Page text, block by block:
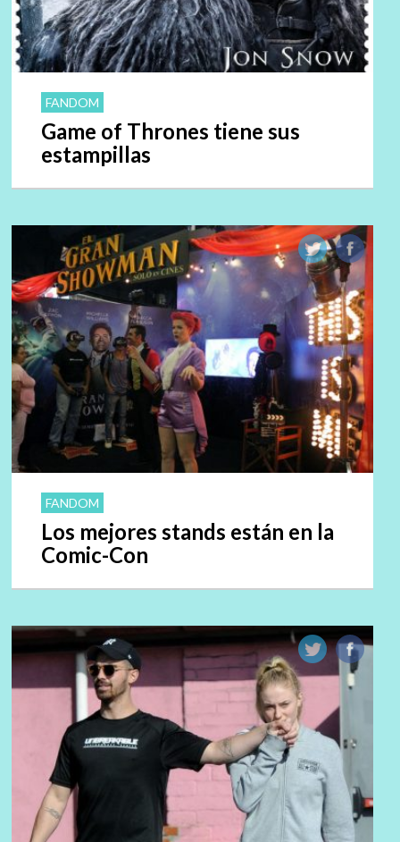
FANDOM
Game of Thrones tiene sus
estampillas
FANDOM
Los mejores stands están en la
Comic-Con